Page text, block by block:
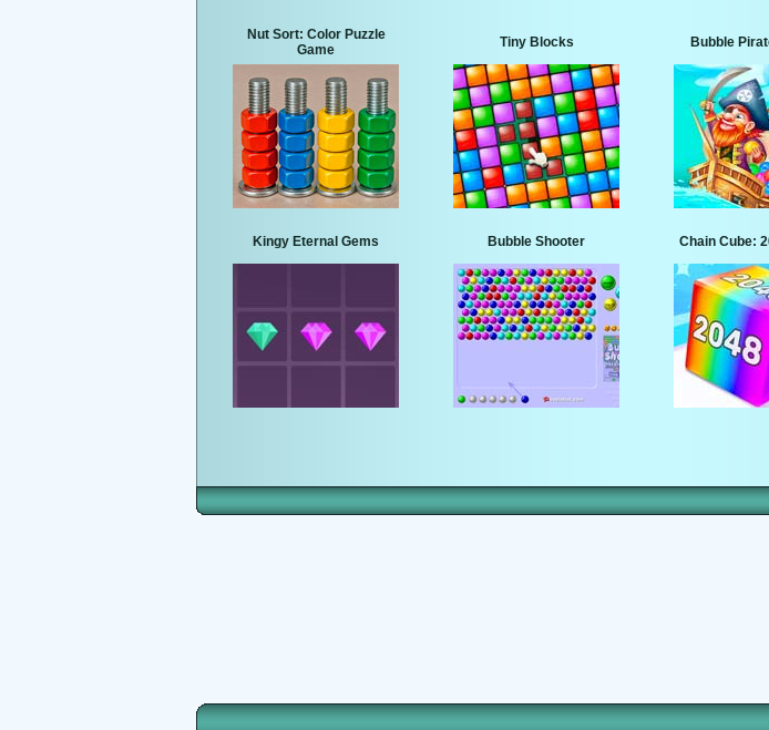
Nut Sort: Color Puzzle
Game
Tiny Blocks Bubble
Kingy Eternal Gems Bubble Shooter Chain Cube: